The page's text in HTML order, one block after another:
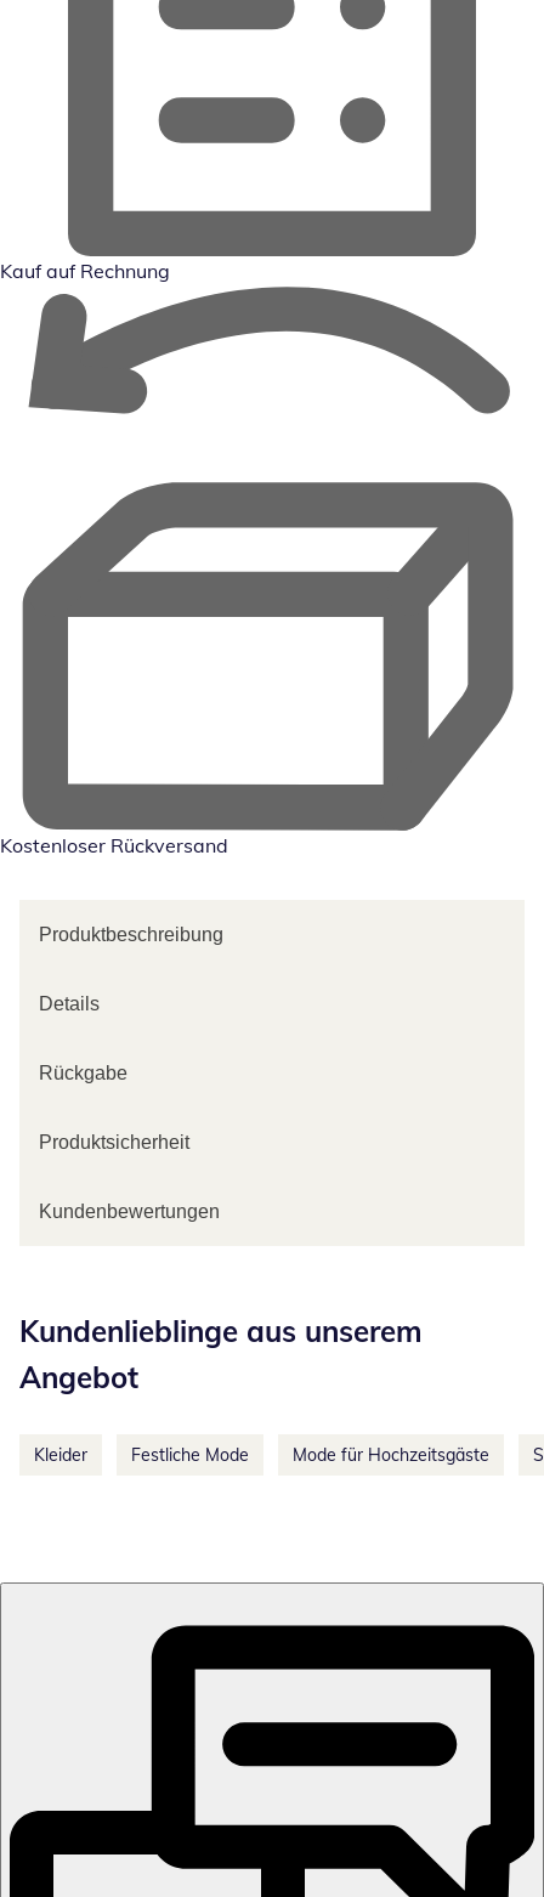
Kauf auf Rechnung
Kostenloser Rückversand
Produktbeschreibung
Details
Rückgabe
Produktsicherheit
Kundenbewertungen
Kundenlieblinge aus unserem
Angebot
Kleider Festliche Mode Mode für Hochzeitsgäste